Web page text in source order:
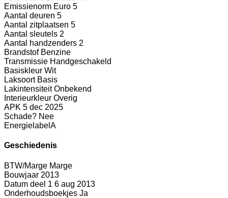
Emissienorm Euro 5
Aantal deuren 5
Aantal zitplaatsen 5
Aantal sleutels 2
Aantal handzenders 2
Brandstof Benzine
Transmissie Handgeschakeld
Basiskleur Wit
Laksoort Basis
Lakintensiteit Onbekend
Interieurkleur Overig
APK 5 dec 2025
Schade? Nee
Energielabel A
Geschiedenis
BTW/Marge Marge
Bouwjaar 2013
Datum deel 1 6 aug 2013
Onderhoudsboekjes Ja